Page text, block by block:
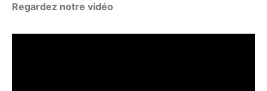
Regardez notre vidéo